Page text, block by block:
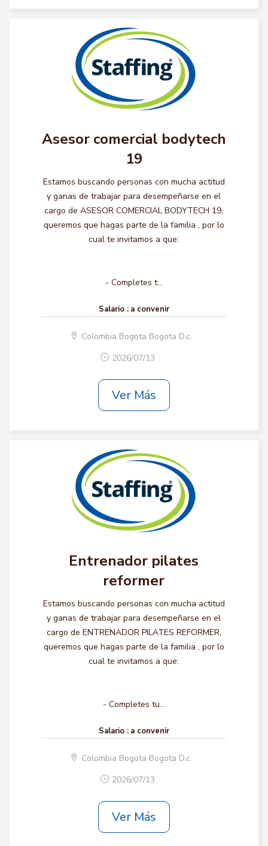
Asesor comercial bodytech
19
Estamos buscando personas con mucha actitud
y ganas de trabajar para desempeñarse en el
cargo de ASESOR COMERCIAL BODYTECH 19,
queremos que hagas parte de la familia , por lo
cual te invitamos a que:
- Completes t...
Salario : a convenir
Colombia Bogota Bogota D.c.
2026/07/13
Ver Más
Entrenador pilates
reformer
Estamos buscando personas con mucha actitud
y ganas de trabajar para desempeñarse en el
cargo de ENTRENADOR PILATES REFORMER,
queremos que hagas parte de la familia , por lo
cual te invitamos a que:
- Completes tu...
Salario : a convenir
Colombia Bogota Bogota D.c.
2026/07/13
Ver Más